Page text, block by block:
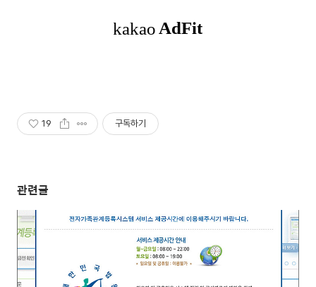
19 구독하기
관련글